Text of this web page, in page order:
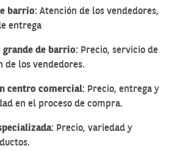
barrio: Atención de los vendedores,
entrega
grande de barrio: Precio, servicio de
de los vendedores.
centro comercial: Precio, entrega y
en el proceso de compra.
: Precio, variedad y